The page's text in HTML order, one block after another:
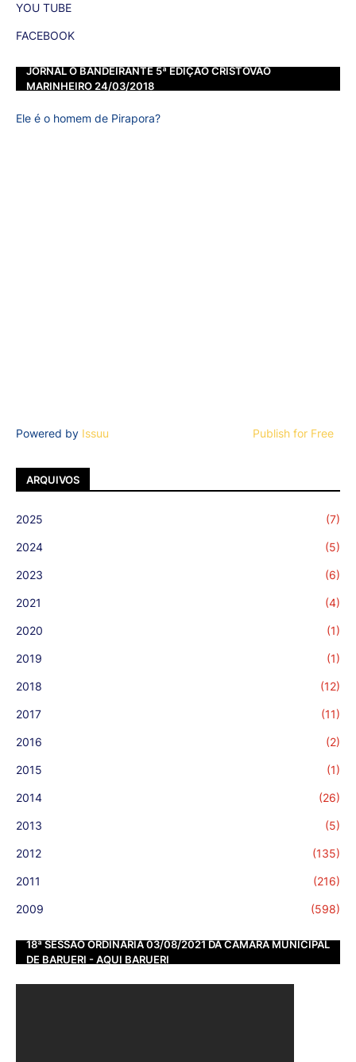
YOU TUBE
FACEBOOK
JORNAL O BANDEIRANTE 5ª EDIÇÃO CRISTOVÃO
MARINHEIRO 24/03/2018
Ele é o homem de Pirapora?
Powered by Issuu Publish for Free
ARQUIVOS
2025 (7)
2024 (5)
2023 (6)
2021 (4)
2020 (1)
2019 (1)
2018 (12)
2017 (11)
2016 (2)
2015 (1)
2014 (26)
2013 (5)
2012 (135)
2011 (216)
2009 (598)
18ª SESSÃO ORDINÁRIA 03/08/2021 DA CÂMARA MUNICIPAL
DE BARUERI - AQUI BARUERI